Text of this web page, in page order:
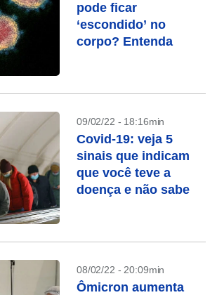
pode ficar
‘escondido’ no
corpo? Entenda
09/02/22 - 18:16min
Covid-19: veja 5
sinais que indicam
que você teve a
doença e não sabe
08/02/22 - 20:09min
Ômicron aumenta